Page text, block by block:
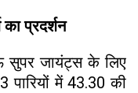
प्रदर्शन
सुपर जायंट्स के लिए
पारियों में 43.30 की